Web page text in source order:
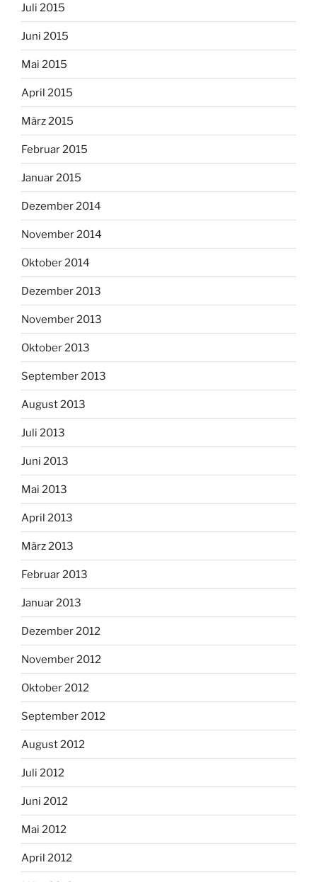
Juli 2015
Juni 2015
Mai 2015
April 2015
März 2015
Februar 2015
Januar 2015
Dezember 2014
November 2014
Oktober 2014
Dezember 2013
November 2013
Oktober 2013
September 2013
August 2013
Juli 2013
Juni 2013
Mai 2013
April 2013
März 2013
Februar 2013
Januar 2013
Dezember 2012
November 2012
Oktober 2012
September 2012
August 2012
Juli 2012
Juni 2012
Mai 2012
April 2012